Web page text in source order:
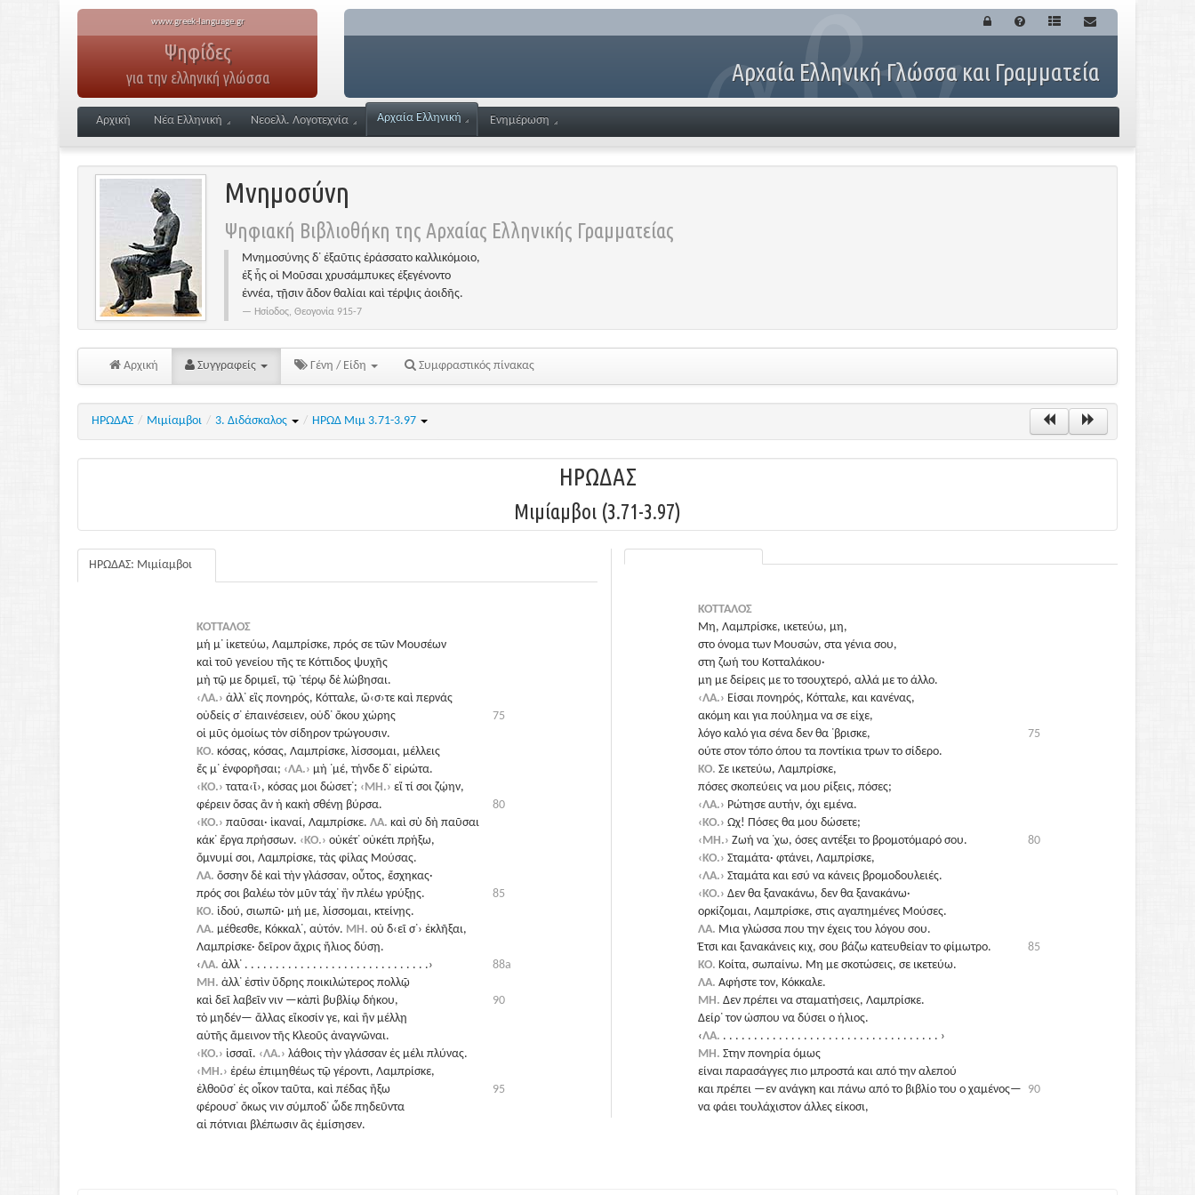
www.greek-language.gr
Ψηφίδες
για την ελληνική γλώσσα Αρχαία Ελληνική Γλώσσα και Γραμματεία
Αρχική Νέα Ελληνική Νεοελλ. Λογοτεχνία Αρχαία Ελληνική Ενημέρωση
Μνημοσύνη
Ψηφιακή Βιβλιοθήκη της Αρχαίας Ελληνικής Γραμματείας
Μνημοσύνης δ᾽ ἐξαῦτις ἐράσσατο καλλικόμοιο,
ἐξ ἧς οἱ Μοῦσαι χρυσάμπυκες ἐξεγένοντο
ἐννέα, τῇσιν ἅδον θαλίαι καὶ τέρψις ἀοιδῆς.
Ησίοδος, Θεογονία 915-7
Αρχική Συγγραφείς Γένη / Είδη Συμφραστικός πίνακας
ΗΡΩΔΑΣ / Μιμίαμβοι / 3. Διδάσκαλος / ΗΡΩΔ Μιμ 3.71-3.97
ΗΡΩΔΑΣ
Μιμίαμβοι (3.71-3.97)
ΗΡΩΔΑΣ: Μιμίαμβοι
ΚΟΤΤΑΛΟΣ
μή μ᾽ ἰκετεύω, Λαμπρίσκε, πρός σε τῶν Μουσέων
καὶ τοῦ γενείου τῆς τε Κόττιδος ψυχῆς
μὴ τῷ με δριμεῖ, τῷ ᾽τέρῳ δὲ λώβησαι.
‹ΛΑ.› ἀλλ᾽ εἲς πονηρός, Κότταλε, ὤ‹σ›τε καὶ περνάς
75
οὐδείς σ᾽ ἐπαινέσειεν, οὐδ᾽ ὄκου χώρης
οἰ μῦς ὀμοίως τὸν σίδηρον τρώγουσιν.
ΚΟ. κόσας, κόσας, Λαμπρίσκε, λίσσομαι, μέλλεις
ἔς μ᾽ ἐνφορῆσαι; ‹ΛΑ.› μὴ ᾽μέ, τήνδε δ᾽ εἰρώτα.
‹ΚΟ.› τατα‹ῖ›, κόσας μοι δώσετ᾽; ‹ΜΗ.› εἴ τί σοι ζῴην,
80
φέρειν ὄσας ἂν ἠ κακὴ σθένῃ βύρσα.
‹ΚΟ.› παῦσαι· ἰκαναί, Λαμπρίσκε. ΛΑ. καὶ σὺ δὴ παῦσαι
κάκ᾽ ἔργα πρήσσων. ‹ΚΟ.› οὐκέτ᾽ οὐκέτι πρήξω,
ὄμνυμί σοι, Λαμπρίσκε, τὰς φίλας Μούσας.
ΛΑ. ὄσσην δὲ καὶ τὴν γλάσσαν, οὖτος, ἔσχηκας·
85
πρός σοι βαλέω τὸν μῦν τάχ᾽ ἢν πλέω γρύξῃς.
ΚΟ. ἰδού, σιωπῶ· μή με, λίσσομαι, κτείνῃς.
ΛΑ. μέθεσθε, Κόκκαλ᾽, αὐτόν. ΜΗ. οὐ δ‹εῖ σ᾽› ἐκλῆξαι,
Λαμπρίσκε· δεῖρον ἄχρις ἤλιος δύσῃ.
88a
‹ΛΑ. ἀλλ᾽ . . . . . . . . . . . . . . . . . . . . . . . . . . . . . .›
ΜΗ. ἀλλ᾽ ἐστὶν ὔδρης ποικιλώτερος πολλῷ
90
καὶ δεῖ λαβεῖν νιν —κἀπὶ βυβλίῳ δήκου,
τὸ μηδέν— ἄλλας εἴκοσίν γε, καὶ ἢν μέλλῃ
αὐτῆς ἄμεινον τῆς Κλεοῦς ἀναγνῶναι.
‹ΚΟ.› ἰσσαῖ. ‹ΛΑ.› λάθοις τὴν γλάσσαν ἐς μέλι πλύνας.
‹ΜΗ.› ἐρέω ἐπιμηθέως τῷ γέροντι, Λαμπρίσκε,
95
ἐλθοῦσ᾽ ἐς οἶκον ταῦτα, καὶ πέδας ἤξω
φέρουσ᾽ ὄκως νιν σύμποδ᾽ ὦδε πηδεῦντα
αἰ πότνιαι βλέπωσιν ἂς ἐμίσησεν.
ΚΟΤΤΑΛΟΣ
Μη, Λαμπρίσκε, ικετεύω, μη,
στο όνομα των Μουσών, στα γένια σου,
στη ζωή του Κοτταλάκου·
μη με δείρεις με το τσουχτερό, αλλά με το άλλο.
‹ΛΑ.› Είσαι πονηρός, Κότταλε, και κανένας,
ακόμη και για πούλημα να σε είχε,
75
λόγο καλό για σένα δεν θα ᾽βρισκε,
ούτε στον τόπο όπου τα ποντίκια τρων το σίδερο.
ΚΟ. Σε ικετεύω, Λαμπρίσκε,
πόσες σκοπεύεις να μου ρίξεις, πόσες;
‹ΛΑ.› Ρώτησε αυτήν, όχι εμένα.
‹ΚΟ.› Ωχ! Πόσες θα μου δώσετε;
80
‹ΜΗ.› Ζωή να ᾽χω, όσες αντέξει το βρομοτόμαρό σου.
‹ΚΟ.› Σταμάτα· φτάνει, Λαμπρίσκε,
‹ΛΑ.› Σταμάτα και εσύ να κάνεις βρομοδουλειές.
‹ΚΟ.› Δεν θα ξανακάνω, δεν θα ξανακάνω·
ορκίζομαι, Λαμπρίσκε, στις αγαπημένες Μούσες.
ΛΑ. Μια γλώσσα που την έχεις του λόγου σου.
85
Έτσι και ξανακάνεις κιχ, σου βάζω κατευθείαν το φίμωτρο.
ΚΟ. Κοίτα, σωπαίνω. Μη με σκοτώσεις, σε ικετεύω.
ΛΑ. Αφήστε τον, Κόκκαλε.
ΜΗ. Δεν πρέπει να σταματήσεις, Λαμπρίσκε.
Δείρ᾽ τον ώσπου να δύσει ο ήλιος.
‹ΛΑ. . . . . . . . . . . . . . . . . . . . . . . . . . . . . . . . . . . . ›
ΜΗ. Στην πονηρία όμως
είναι παρασάγγες πιο μπροστά και από την αλεπού
90
και πρέπει —εν ανάγκη και πάνω από το βιβλίο του ο χαμένος—
να φάει τουλάχιστον άλλες είκοσι,